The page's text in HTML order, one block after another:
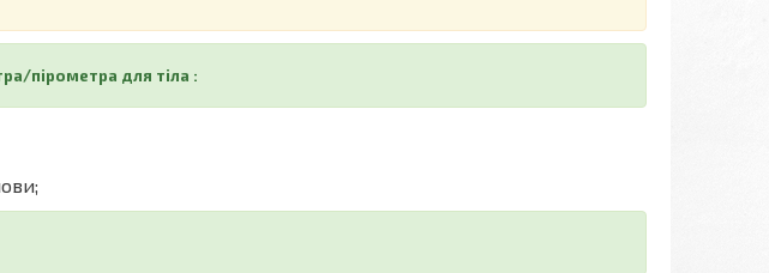
пірометра для тіла :
установи;